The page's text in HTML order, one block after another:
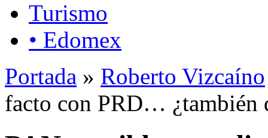
Turismo
• Edomex
Portada » Roberto Vizcaíno
facto con PRD… ¿también